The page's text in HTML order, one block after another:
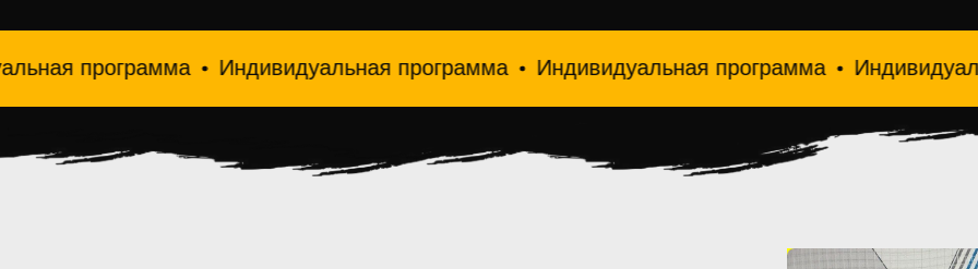
Индивидуальная программа Индивидуальная программа Индивидуальная